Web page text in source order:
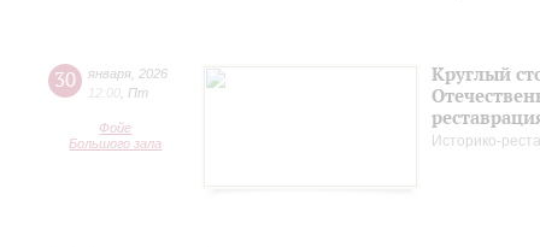
30 января 2026
Пт
Фойе
Большого зала
Круглый
Историко-